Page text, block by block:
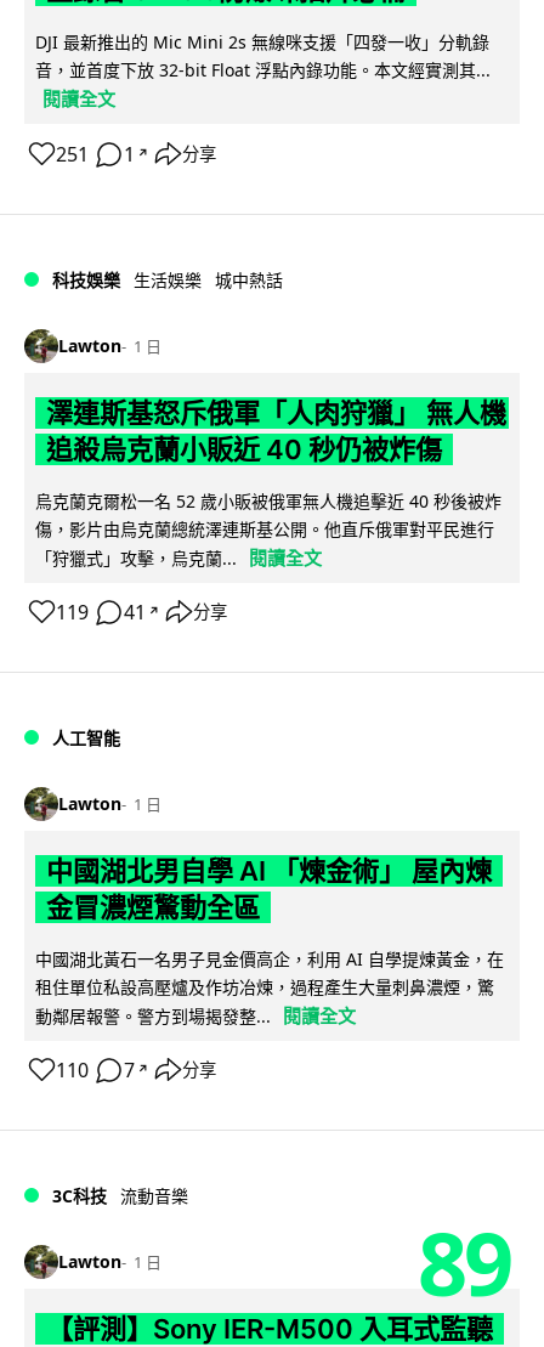
DJI 最新推出的 Mic Mini 2s 無線咪支援「四發一收」分軌錄
音，並首度下放 32-bit Float 浮點內錄功能。本文經實測其...
閱讀全文
251 1 ↗ 分享
科技娛樂 生活娛樂 城中熱話
Lawton 1 日
澤連斯基怒斥俄軍「人肉狩獵」 無人機
追殺烏克蘭小販近 40 秒仍被炸傷
烏克蘭克爾松一名 52 歲小販被俄軍無人機追擊近 40 秒後被炸
傷，影片由烏克蘭總統澤連斯基公開。他直斥俄軍對平民進行
「狩獵式」攻擊，烏克蘭...
閱讀全文
119 41 ↗ 分享
人工智能
Lawton 1 日
中國湖北男自學 AI 「煉金術」 屋內煉
金冒濃煙驚動全區
中國湖北黃石一名男子見金價高企，利用 AI 自學提煉黃金，在
租住單位私設高壓爐及作坊冶煉，過程產生大量刺鼻濃煙，驚
動鄰居報警。警方到場揭發整...
閱讀全文
110 7 ↗ 分享
3C科技 流動音樂
Lawton 1 日 89
【評測】Sony IER-M500 入耳式監聽